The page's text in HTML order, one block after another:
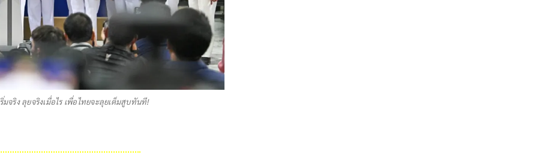
มจริง ลุยจริงเมื่อไร เพื่อไทยจะลุยเต็มสูบทันที!